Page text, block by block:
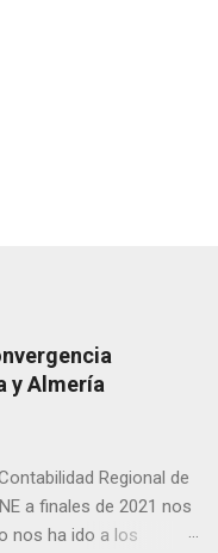
y Almería
Regional de
a finales de 2021 nos
nos ha ido a los